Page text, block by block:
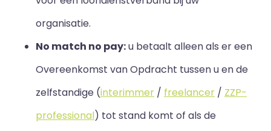
organisatie.
No match no pay:u betaalt alleen als er een
Overeenkomst van Opdracht tussen u en de
zelfstandige (interimmer / freelancer / ZZP-
professional) tot stand komt of als de